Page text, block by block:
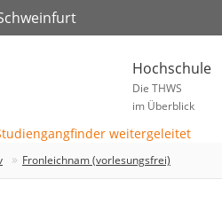
Hochschule
Die THWS
im Überblick
Fronleichnam (vorlesungsfrei)